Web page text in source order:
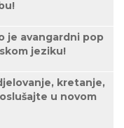
je avangardni pop
jeziku!
kretanje,
u novom